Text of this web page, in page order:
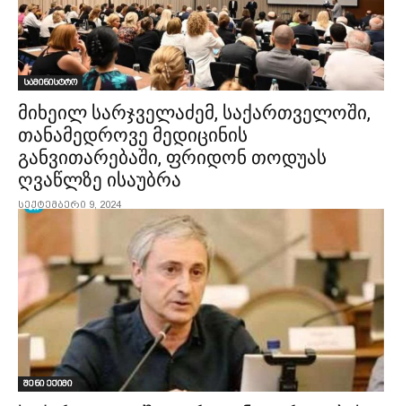
სამინისტრო
მიხეილ სარჯველაძემ, საქართველოში,
თანამედროვე მედიცინის
განვითარებაში, ფრიდონ თოდუას
ღვაწლზე ისაუბრა
სექტემბერი 9, 2024
შენი ექიმი